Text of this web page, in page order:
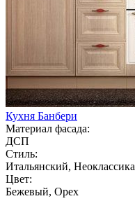
Кухня Банбери
Материал фасада:
ДСП
Стиль:
Итальянский, Неоклассика
Цвет:
Бежевый, Орех